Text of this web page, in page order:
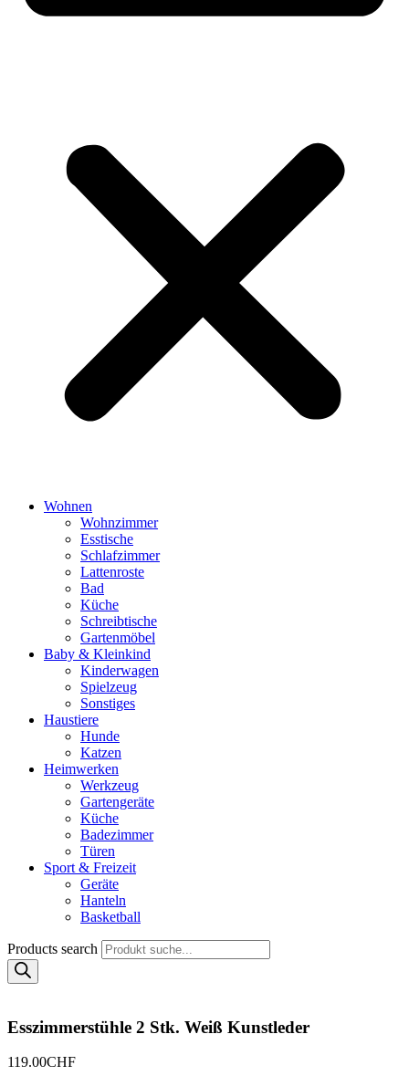
Wohnen
Wohnzimmer
Esstische
Schlafzimmer
Lattenroste
Bad
Küche
Schreibtische
Gartenmöbel
Baby & Kleinkind
Kinderwagen
Spielzeug
Sonstiges
Haustiere
Hunde
Katzen
Heimwerken
Werkzeug
Gartengeräte
Küche
Badezimmer
Türen
Sport & Freizeit
Geräte
Hanteln
Basketball
Products search
Esszimmerstühle 2 Stk. Weiß Kunstleder
119.00CHF